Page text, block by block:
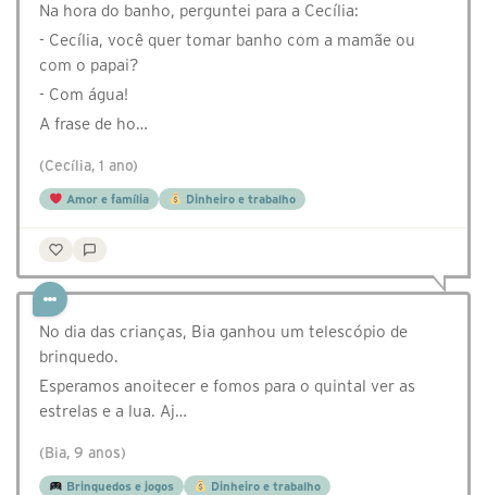
Na hora do banho, perguntei para a Cecília:
- Cecília, você quer tomar banho com a mamãe ou
com o papai?
- Com água!
A frase de ho…
(Cecília, 1 ano)
Amor e família Dinheiro e trabalho
No dia das crianças, Bia ganhou um telescópio de
brinquedo.
Esperamos anoitecer e fomos para o quintal ver as
estrelas e a lua. Aj…
(Bia, 9 anos)
Brinquedos e jogos Dinheiro e trabalho